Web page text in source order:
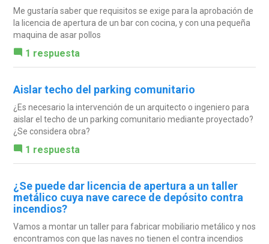
Me gustaría saber que requisitos se exige para la aprobación de
la licencia de apertura de un bar con cocina, y con una pequeña
maquina de asar pollos
1 respuesta
Aislar techo del parking comunitario
¿Es necesario la intervención de un arquitecto o ingeniero para
aislar el techo de un parking comunitario mediante proyectado?
¿Se considera obra?
1 respuesta
¿Se puede dar licencia de apertura a un taller
metálico cuya nave carece de depósito contra
incendios?
Vamos a montar un taller para fabricar mobiliario metálico y nos
encontramos con que las naves no tienen el contra incendios